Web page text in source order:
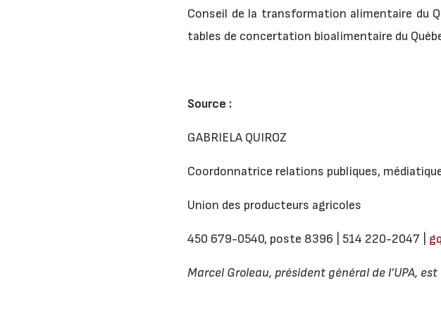
Conseil de la transformation alimentaire du
tables de concertation bioalimentaire du
Source :
GABRIELA QUIROZ
Coordonnatrice relations publiques,
Union des producteurs agricoles
450 679-0540, poste 8396 | 514 220-2047 |
Marcel Groleau, président général de l’UPA,